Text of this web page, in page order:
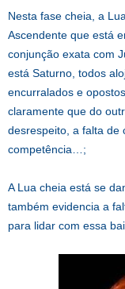
Nesta fase cheia, a
Ascendente que está
conjunção exata com
está Saturno, todos
encurralados e
claramente que do
desrespeito, a falta de
competência…;
A Lua cheia está se
também evidencia a
para lidar com essa